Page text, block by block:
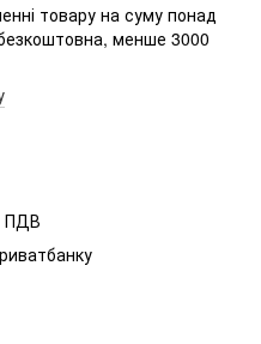
товару на суму понад
менше 3000
ПДВ